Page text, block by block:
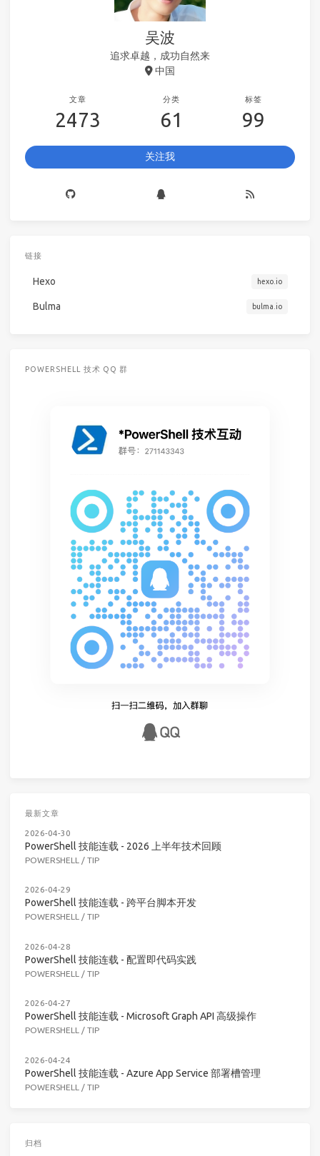
吴波
追求卓越，成功自然来
中国
文章
2473
分类
61
标签
99
关注我
链接
Hexo hexo.io
Bulma bulma.io
POWERSHELL 技术 QQ 群
最新文章
2026-04-30
PowerShell 技能连载 - 2026 上半年技术回顾
POWERSHELL / TIP
2026-04-29
PowerShell 技能连载 - 跨平台脚本开发
POWERSHELL / TIP
2026-04-28
PowerShell 技能连载 - 配置即代码实践
POWERSHELL / TIP
2026-04-27
PowerShell 技能连载 - Microsoft Graph API 高级操作
POWERSHELL / TIP
2026-04-24
PowerShell 技能连载 - Azure App Service 部署槽管理
POWERSHELL / TIP
归档